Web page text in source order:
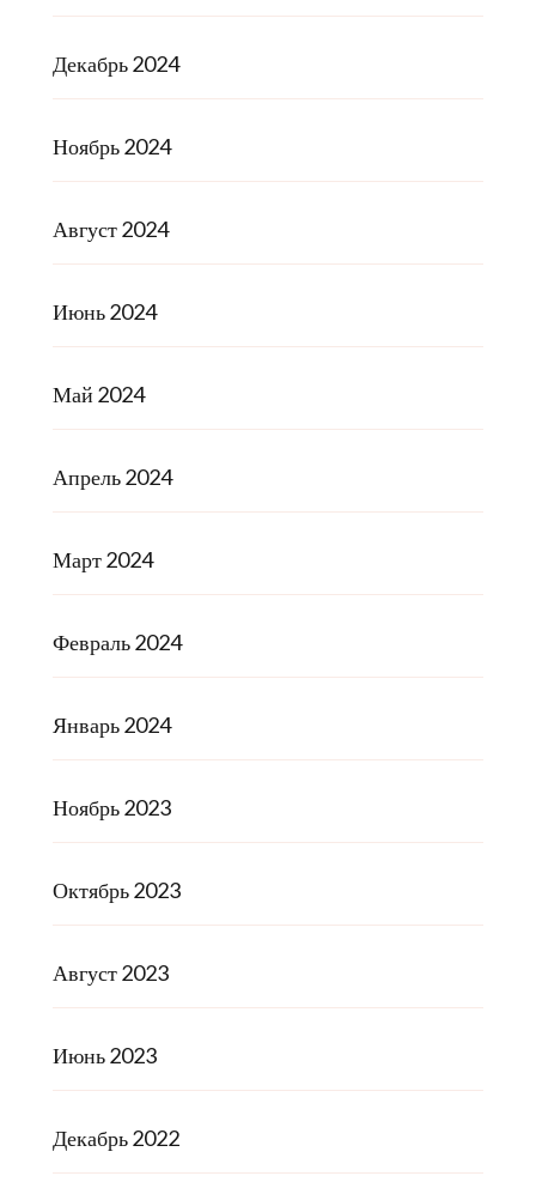
Декабрь 2024
Ноябрь 2024
Август 2024
Июнь 2024
Май 2024
Апрель 2024
Март 2024
Февраль 2024
Январь 2024
Ноябрь 2023
Октябрь 2023
Август 2023
Июнь 2023
Декабрь 2022